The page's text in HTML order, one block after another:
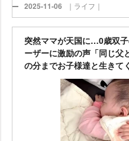
2025-11-06 ｜ライフ｜
突然ママが天国に…0歳双
ーザーに激励の声「同じ父
の分までお子様達と生きて